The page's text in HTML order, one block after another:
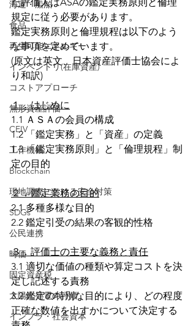
海運・船舶
食品
再生可能エネルギー
インベントリ(在庫資産)
コストアプローチ
無形資産評価
CEIV
工作機械
Blockchain
現地調査における安全対策
SDGs
公民連携
時価
固定資産税
太陽光発電の評価
インフラ・社会資本
規定に従う必要があります。
鑑定実務原則と倫理規程は以下のよう
な事項を定めています。
(原文は英文、日本資産評価士協会によ
り和訳)
１．はじめに
1.1 ＡＳＡの会員の構成
1.2 「鑑定実務」と「資産」の定義
1.3 「鑑定実務原則」と「倫理規程」制
定の目的
２．鑑定業務の目的
2.1 多種多様な目的
2.2 鑑定引受の結果の客観的性格
３．評価士の主要な義務と責任
3.1 適切な価値の種類や算定コストを決
定し記述する責務
3.2 鑑定の特別な目的により、どの程度
正確な数値を出すかについて決定する